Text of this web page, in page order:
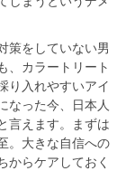
策をしていない男
、カラートリート
り入れやすいアイ
なった今、日本人
言えます。まずは
。大きな自信への
からケアしておく